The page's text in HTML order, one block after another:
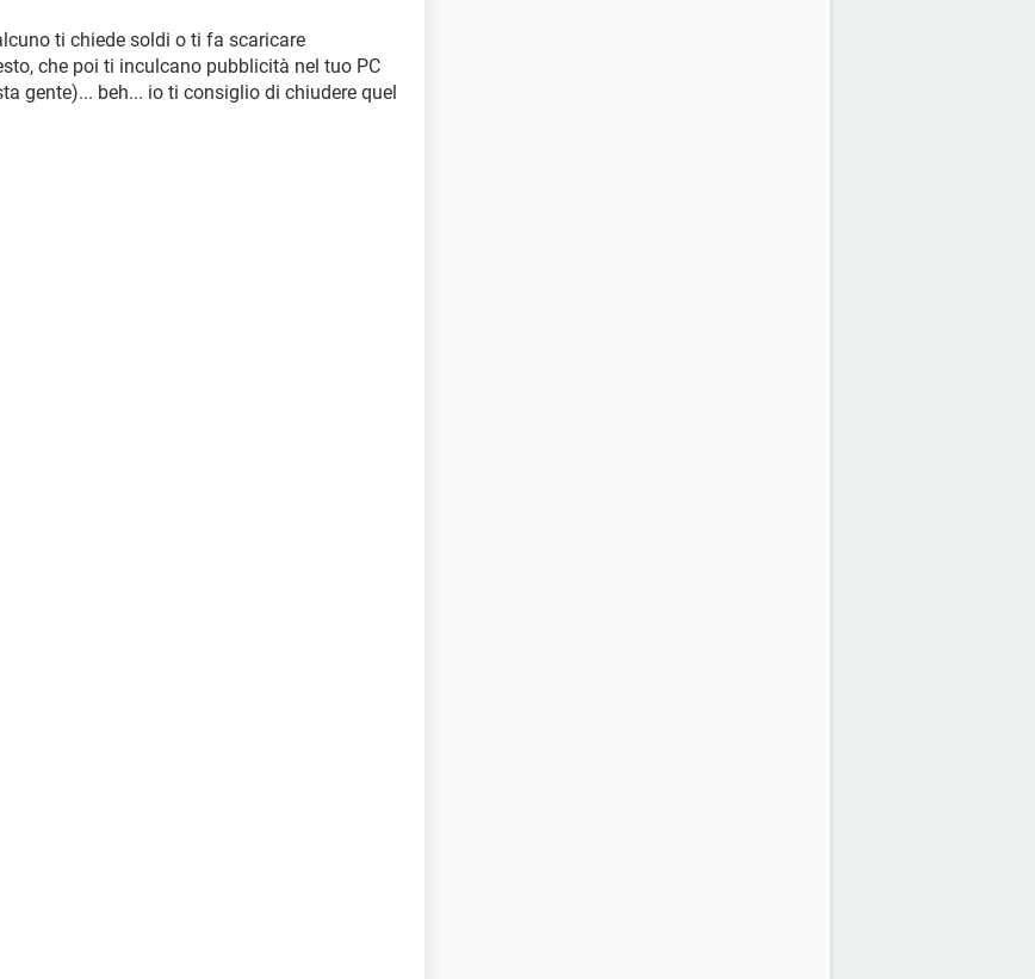
ti chiede soldi o ti fa scaricare
che poi ti inculcano pubblicità nel tuo PC
gente)... beh... io ti consiglio di chiudere quel